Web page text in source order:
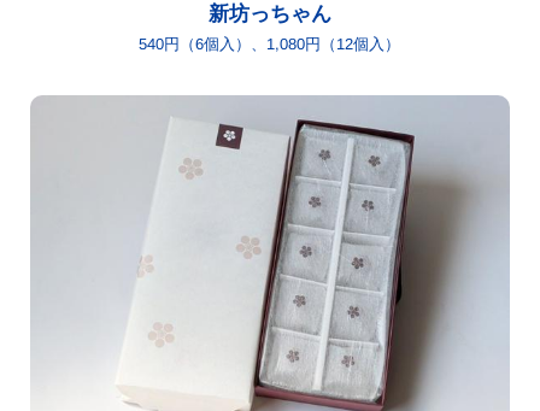
新坊っちゃん
540円（6個入）、1,080円（12個入）